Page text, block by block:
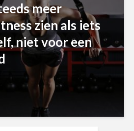
meer
zien als iets
niet voor een